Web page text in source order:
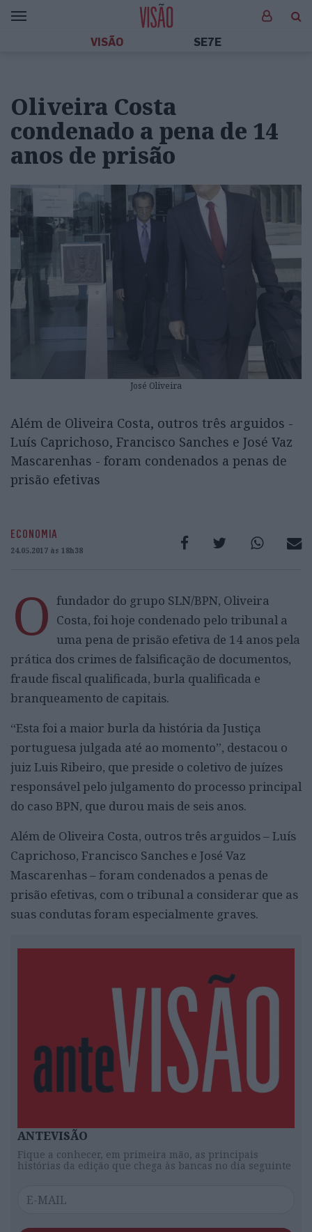
VISÃO SE7E
Oliveira Costa
condenado a pena de 14
anos de prisão
José Oliveira
Além de Oliveira Costa, outros três arguidos -
Luís Caprichoso, Francisco Sanches e José Vaz
Mascarenhas - foram condenados a penas de
prisão efetivas
ECONOMIA
24.05.2017 às 18h38
O fundador do grupo SLN/BPN, Oliveira
Costa, foi hoje condenado pelo tribunal a
uma pena de prisão efetiva de 14 anos pela
prática dos crimes de falsificação de documentos,
fraude fiscal qualificada, burla qualificada e
branqueamento de capitais.
“Esta foi a maior burla da história da Justiça
portuguesa julgada até ao momento”, destacou o
juiz Luis Ribeiro, que preside o coletivo de juízes
responsável pelo julgamento do processo principal
do caso BPN, que durou mais de seis anos.
Além de Oliveira Costa, outros três arguidos – Luís
Caprichoso, Francisco Sanches e José Vaz
Mascarenhas – foram condenados a penas de
prisão efetivas, com o tribunal a considerar que as
suas condutas foram especialmente graves.
ANTEVISÃO
Fique a conhecer, em primeira mão, as principais
histórias da edição que chega às bancas no dia seguinte